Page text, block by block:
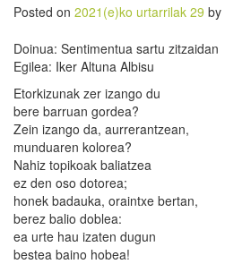
Posted on 2021(e)ko urtarrilak 29 by
Doinua: Sentimentua sartu zitzaidan
Egilea: Iker Altuna Albisu
Etorkizunak zer izango du
bere barruan gordea?
Zein izango da, aurrerantzean,
munduaren kolorea?
Nahiz topikoak baliatzea
ez den oso dotorea;
honek badauka, oraintxe bertan,
berez balio doblea:
ea urte hau izaten dugun
bestea baino hobea!